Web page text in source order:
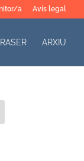
a Avís legal
ARXIU